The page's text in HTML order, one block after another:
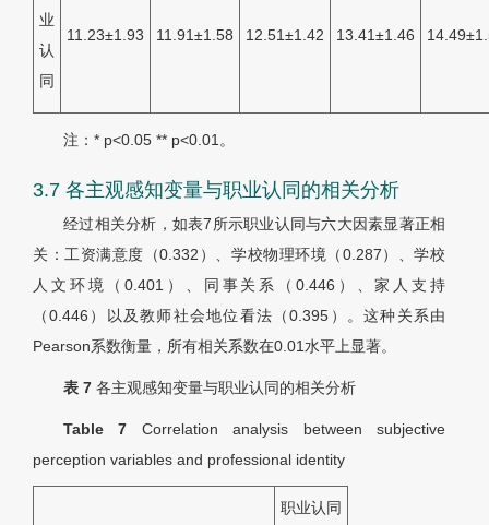
业
认
同
11.23±1.93 11.91±1.58 12.51±1.42 13.41±1.46
注：* p<0.05 ** p<0.01。
3.7 各主观感知变量与职业认同的相关分析
经过相关分析，如表7所示职业认同与六大因素显著正相
关：工资满意度（0.332）、学校物理环境（0.287）、学校
人文环境（0.401）、同事关系（0.446）、家人支持
（0.446）以及教师社会地位看法（0.395）。这种关系由
Pearson系数衡量，所有相关系数在0.01水平上显著。
表 7 各主观感知变量与职业认同的相关分析
Table 7 Correlation analysis between subjective
perception variables and professional identity
职业认同